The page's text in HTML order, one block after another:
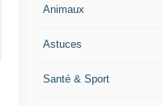
Animaux
Astuces
Santé & Sport